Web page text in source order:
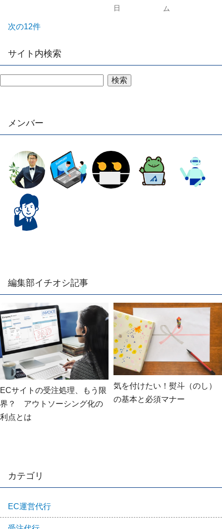
日
ム
次の12件
サイト内検索
検索
メンバー
編集部イチオシ記事
ECサイトの受注処理、もう限
界？ アウトソーシング化の
利点とは
気を付けたい！熨斗（のし）
の基本と必須マナー
カテゴリ
EC運営代行